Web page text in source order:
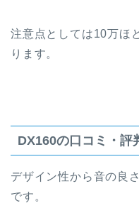
注意点としては10万ほ
ります。
DX160の口コミ・評
デザイン性から音の良
です。